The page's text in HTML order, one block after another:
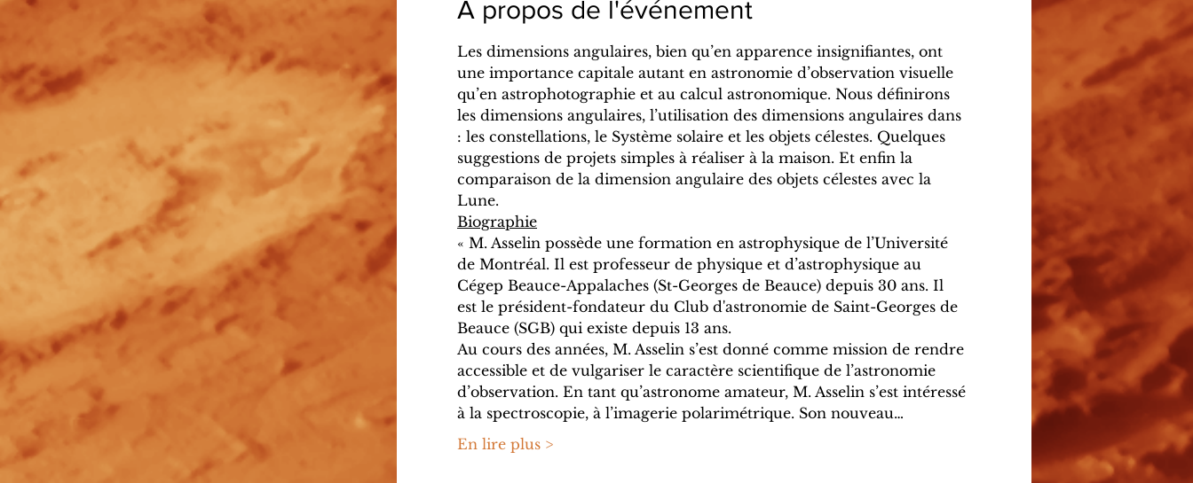
À propos de l'événement
Les dimensions angulaires, bien qu’en apparence insignifiantes, ont
une importance capitale autant en astronomie d’observation visuelle
qu’en astrophotographie et au calcul astronomique. Nous définirons
les dimensions angulaires, l’utilisation des dimensions angulaires dans
: les constellations, le Système solaire et les objets célestes. Quelques
suggestions de projets simples à réaliser à la maison. Et enfin la
comparaison de la dimension angulaire des objets célestes avec la
Lune.
Biographie
« M. Asselin possède une formation en astrophysique de l’Université
de Montréal. Il est professeur de physique et d’astrophysique au
Cégep Beauce-Appalaches (St-Georges de Beauce) depuis 30 ans. Il
est le président-fondateur du Club d'astronomie de Saint-Georges de
Beauce (SGB) qui existe depuis 13 ans.
Au cours des années, M. Asselin s’est donné comme mission de rendre
accessible et de vulgariser le caractère scientifique de l’astronomie
d’observation. En tant qu’astronome amateur, M. Asselin s’est intéressé
à la spectroscopie, à l’imagerie polarimétrique. Son nouveau…
En lire plus >